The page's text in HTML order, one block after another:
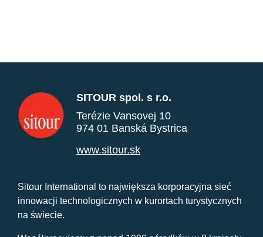
SITOUR spol. s r.o.
Terézie Vansovej 10
974 01 Banská Bystrica
www.sitour.sk
Sitour International to największa korporacyjna sieć
innowacji technologicznych w kurortach turystycznych
na świecie.